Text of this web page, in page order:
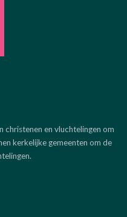
christenen en vluchtelingen om
kerkelijke gemeenten om de